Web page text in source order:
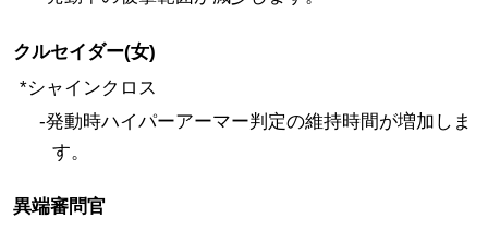
クルセイダー(女)
*シャインクロス
-発動時ハイパーアーマー判定の維持時間が増加しま
す。
異端審問官